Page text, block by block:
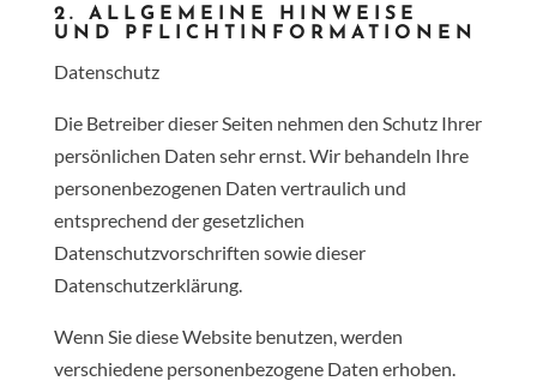
2. ALLGEMEINE HINWEISE
UND PFLICHTINFORMATIONEN
Datenschutz
Die Betreiber dieser Seiten nehmen den Schutz Ihrer
persönlichen Daten sehr ernst. Wir behandeln Ihre
personenbezogenen Daten vertraulich und
entsprechend der gesetzlichen
Datenschutzvorschriften sowie dieser
Datenschutzerklärung.
Wenn Sie diese Website benutzen, werden
verschiedene personenbezogene Daten erhoben.